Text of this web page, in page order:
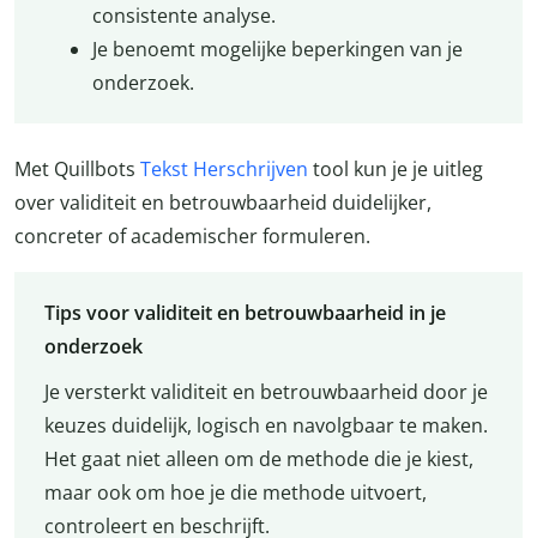
consistente analyse.
Je benoemt mogelijke beperkingen van je
onderzoek.
Met Quillbots Tekst Herschrijven tool kun je je uitleg
over validiteit en betrouwbaarheid duidelijker,
concreter of academischer formuleren.
Tips voor validiteit en betrouwbaarheid in je
onderzoek
Je versterkt validiteit en betrouwbaarheid door je
keuzes duidelijk, logisch en navolgbaar te maken.
Het gaat niet alleen om de methode die je kiest,
maar ook om hoe je die methode uitvoert,
controleert en beschrijft.